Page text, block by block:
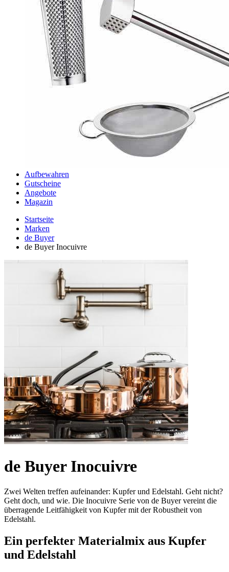
Aufbewahren
Gutscheine
Angebote
Magazin
Startseite
Marken
de Buyer
de Buyer Inocuivre
de Buyer Inocuivre
Zwei Welten treffen aufeinander: Kupfer und Edelstahl. Geht nicht?
Geht doch, und wie. Die Inocuivre Serie von de Buyer vereint die
überragende Leitfähigkeit von Kupfer mit der Robustheit von
Edelstahl.
Ein perfekter Materialmix aus Kupfer
und Edelstahl